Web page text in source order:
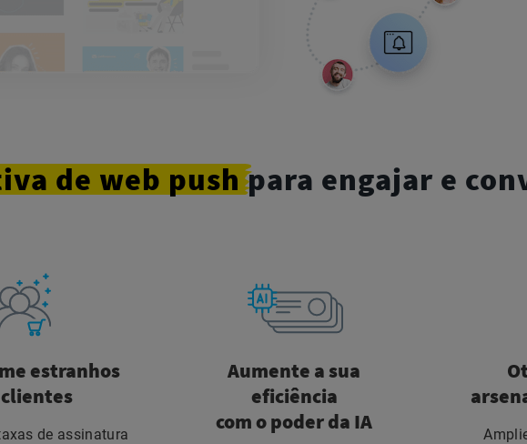
de web pushpara engajar e
estranhos
de assinatura
Aumente a sua
eficiência
com o poder da IA